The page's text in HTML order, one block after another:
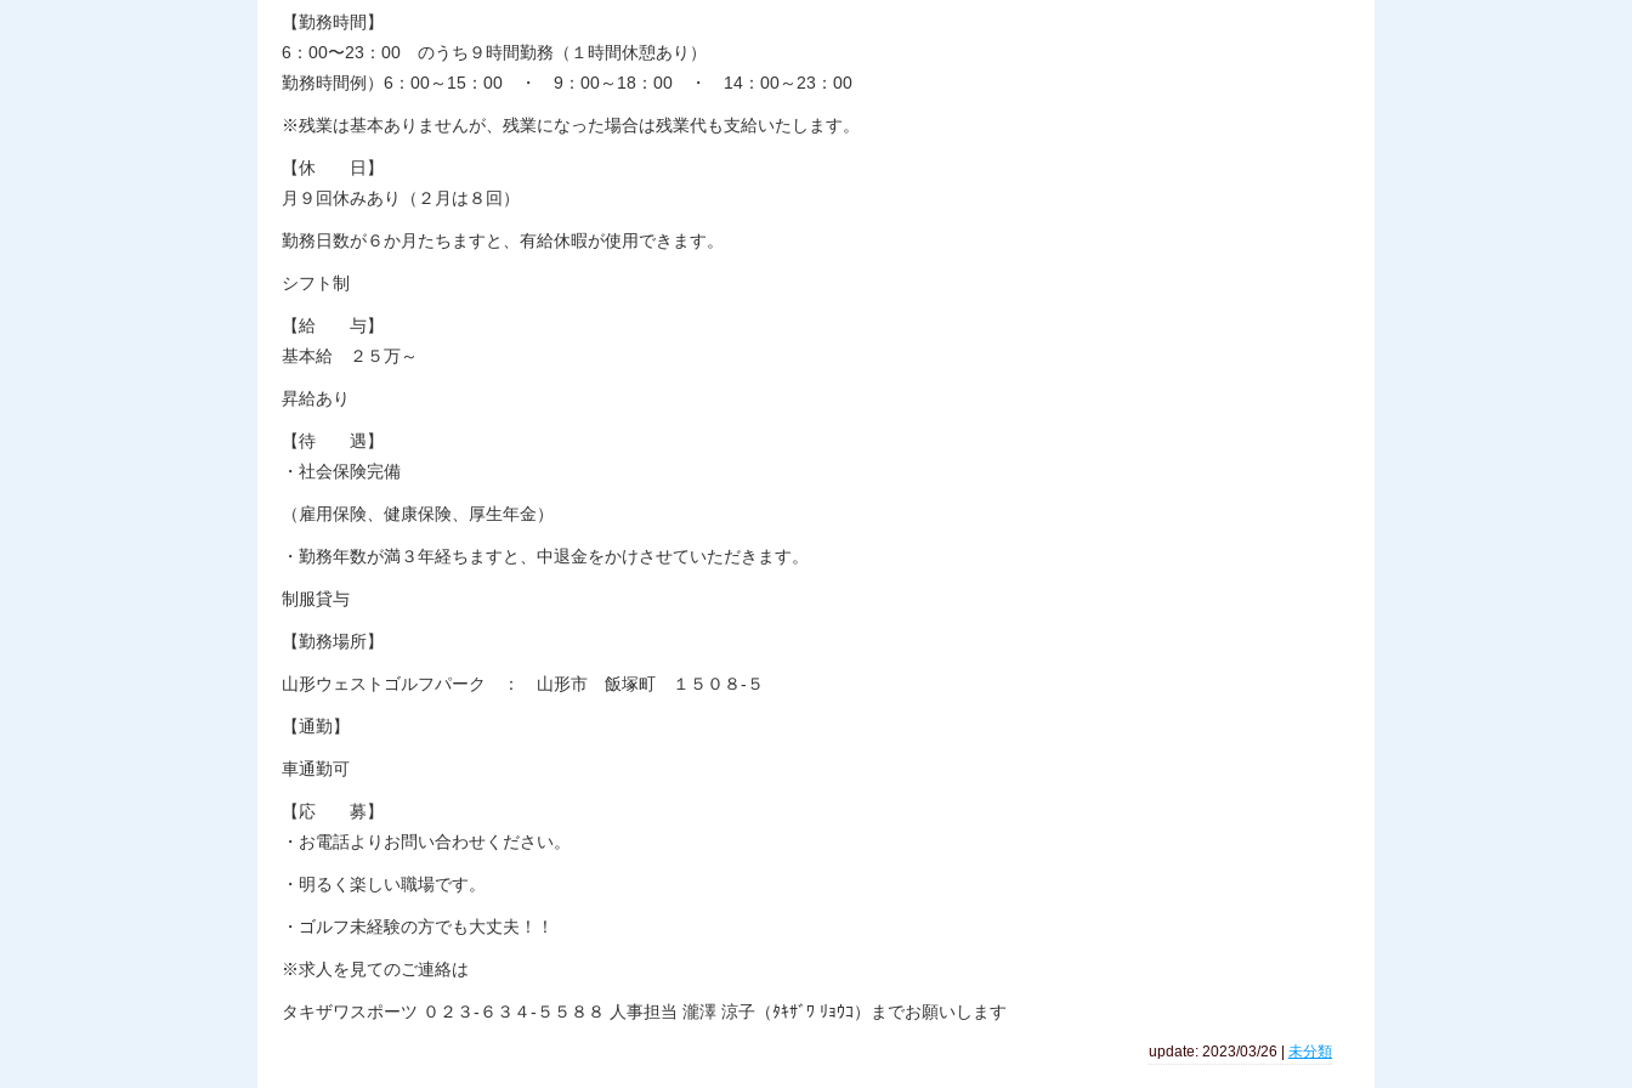
【勤務時間】
6：00〜23：00 のうち９時間勤務（１時間休憩あり）
勤務時間例）6：00～15：00 ・ 9：00～18：00 ・ 14：00～23：00
※残業は基本ありませんが、残業になった場合は残業代も支給いたします。
【休 日】
月９回休みあり（２月は８回）
勤務日数が６か月たちますと、有給休暇が使用できます。
シフト制
【給 与】
基本給 ２５万～
昇給あり
【待 遇】
・社会保険完備
（雇用保険、健康保険、厚生年金）
・勤務年数が満３年経ちますと、中退金をかけさせていただきます。
制服貸与
【勤務場所】
山形ウェストゴルフパーク ： 山形市 飯塚町 １５０８-５
【通勤】
車通勤可
【応 募】
・お電話よりお問い合わせください。
・明るく楽しい職場です。
・ゴルフ未経験の方でも大丈夫！！
※求人を見てのご連絡は
タキザワスポーツ ０２３-６３４-５５８８ 人事担当 瀧澤 涼子（ﾀｷｻﾞﾜ ﾘｮｳｺ）までお願いします
update: 2023/03/26 未分類